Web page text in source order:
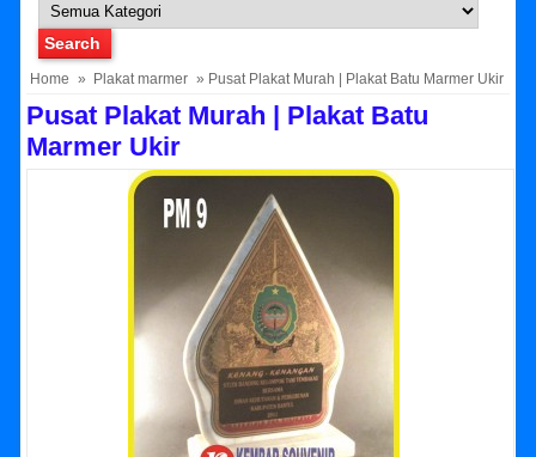
Home » Plakat marmer » Pusat Plakat Murah | Plakat Batu Marmer Ukir
Pusat Plakat Murah | Plakat Batu
Marmer Ukir